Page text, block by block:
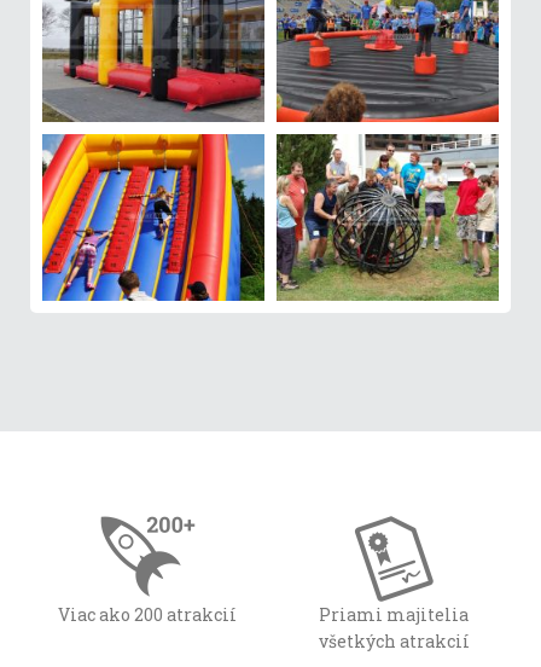
Viac ako 200 atrakcií
Priami majitelia
všetkých atrakcií